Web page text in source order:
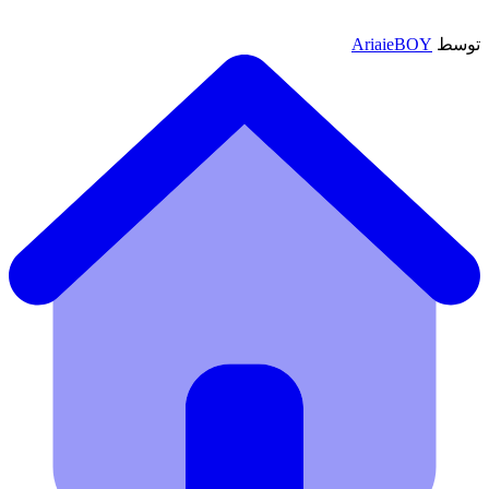
توسطAriaieBOY